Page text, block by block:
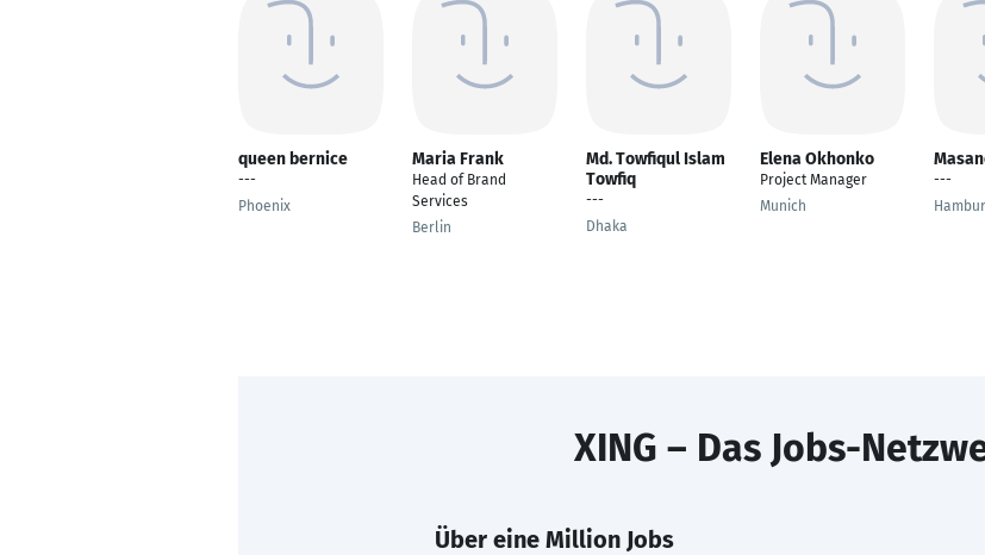
queen bernice
---
Phoenix
Maria Frank
Head of Brand
Services
Berlin
Md. Towfiqul Islam
Towfiq
---
Dhaka
Elena Okhonko
Project Manager
Munich
---
XING – Das Jobs-
Über eine Million Jobs